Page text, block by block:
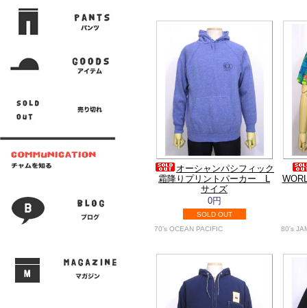
オーシャンパシフィック
霜降りプリントパーカー L
サイズ
0円
SOLD OUT
70's OCEAN PACIFIC
80's